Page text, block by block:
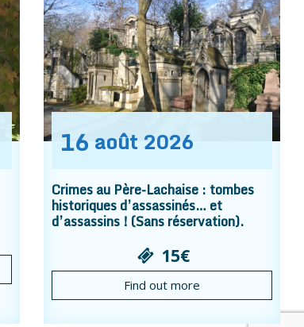
16 août 2026
Crimes au Père-Lachaise : tombes
historiques d’assassinés… et
d’assassins ! (Sans réservation).
15€
Find out more